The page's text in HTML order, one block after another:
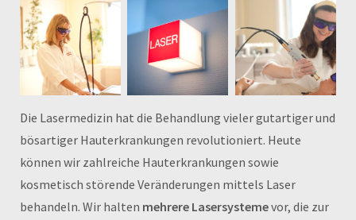
Die Lasermedizin hat die Behandlung vieler gutartiger und
bösartiger Hauterkrankungen revolutioniert. Heute
können wir zahlreiche Hauterkrankungen sowie
kosmetisch störende Veränderungen mittels Laser
behandeln. Wir halten mehrere Lasersystemevor, die zur